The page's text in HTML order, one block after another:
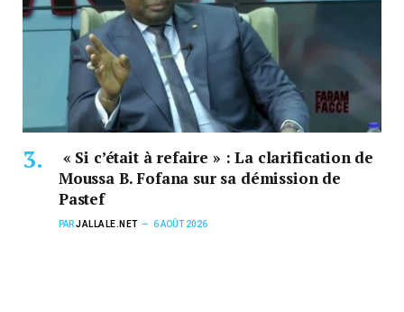
« Si c’était à refaire » : La clarification de
Moussa B. Fofana sur sa démission de
Pastef
PARJALLALE.NET 6 AOÛT 2026